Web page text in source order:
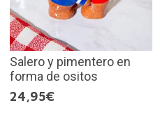
Salero y pimentero en
forma de ositos
24,95€